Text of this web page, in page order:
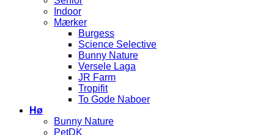
Indoor
Mærker
Burgess
Science Selective
Bunny Nature
Versele Laga
JR Farm
Tropifit
To Gode Naboer
Hø
Bunny Nature
PetDK